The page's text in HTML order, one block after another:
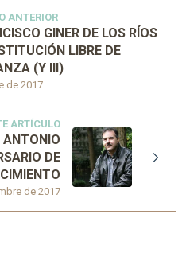
ANTERIOR
de 2017
GINER DE LOS RÍOS
LIBRE DE
(Y III)
ARTÍCULO
de 2017
DE